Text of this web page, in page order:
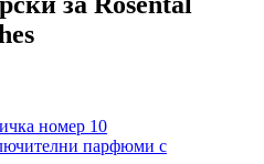
номер 10
парфюми с